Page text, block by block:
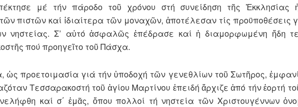
μέ τήν πάροδο τοῦ χρόνου στή συνείδηση τῆς Ἐκκλησίας
πιστῶν καί ἰδιαίτερα τῶν μοναχῶν, ἀποτέλεσαν τίς προϋποθέσεις
νηστείας. Σ’ αὐτό ἀσφαλῶς ἐπέδρασε καί ἡ διαμορφωμένη ἤδη
πού προηγεῖτο τοῦ Πάσχα.
ὡς προετοιμασία γιά τήν ὑποδοχή τῶν γενεθλίων τοῦ Σωτῆρος,
Τεσσαρακοστή τοῦ ἁγίου Μαρτίνου ἐπειδή ἄρχιζε ἀπό τήν ἑορτή
καί σ΄ ἐμᾶς, ὅπου πολλοί τή νηστεία τῶν Χριστουγέννων